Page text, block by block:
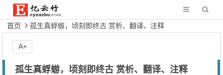
首页 孤生真蜉蝣，顷刻即终古 赏析、翻译、注释
孤生真蜉蝣，顷刻即终古 赏析、翻译、注释
A+